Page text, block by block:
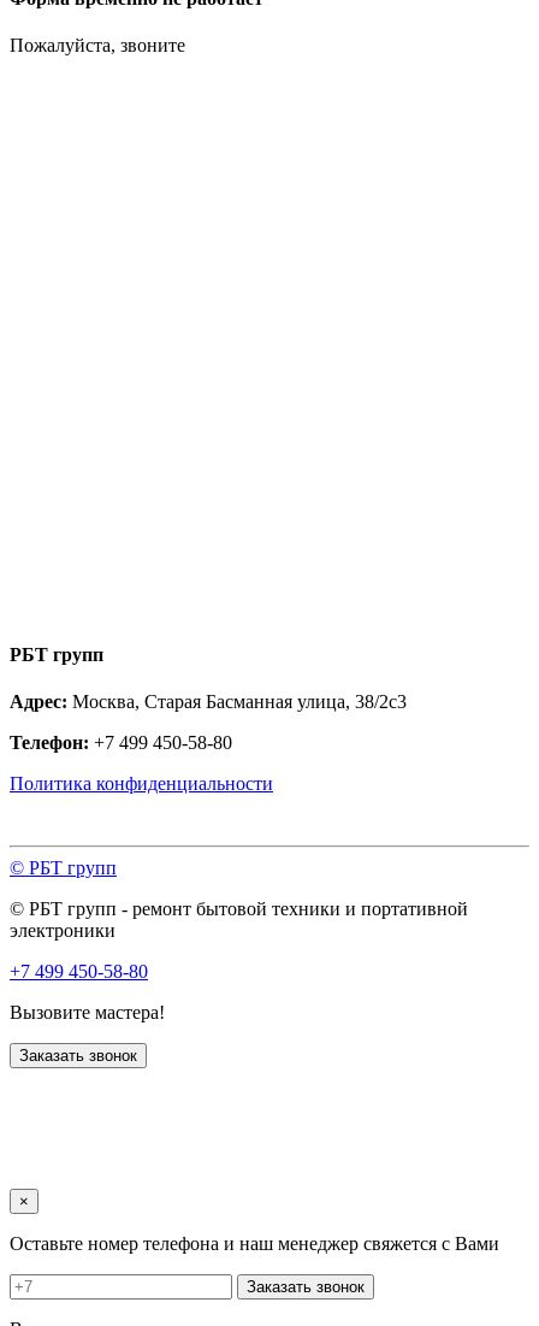
Пожалуйста, звоните
РБТ групп
Адрес: Москва, Старая Басманная улица, 38/2с3
Телефон: +7 499 450-58-80
Политика конфиденциальности
© РБТ групп
© РБТ групп - ремонт бытовой техники и портативной
электроники
+7 499 450-58-80
Вызовите мастера!
Заказать звонок
×
Оставьте номер телефона и наш менеджер свяжется с Вами
Заказать звонок